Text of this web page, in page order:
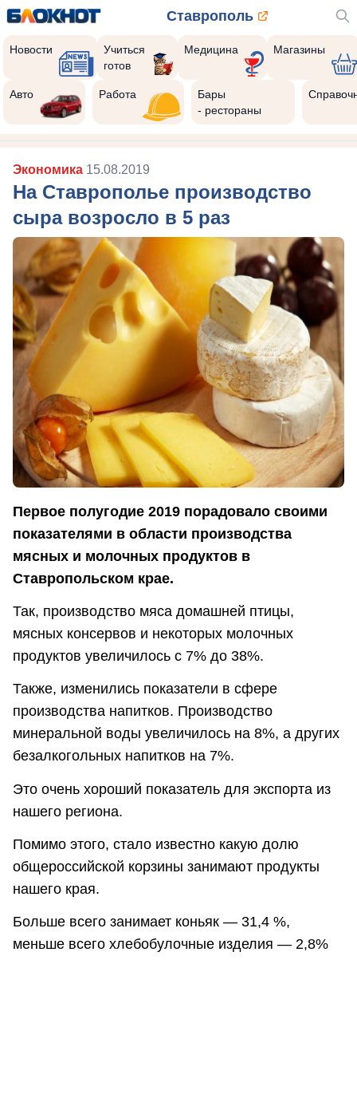
Ставрополь
Новости
Учиться
готов
Медицина Магазины
Авто Работа
Бары
- рестораны
Экономика 15.08.2019
На Ставрополье производство
сыра возросло в 5 раз
Первое полугодие 2019 порадовало своими
показателями в области производства
мясных и молочных продуктов в
Ставропольском крае.
Так, производство мяса домашней птицы,
мясных консервов и некоторых молочных
продуктов увеличилось с 7% до 38%.
Также, изменились показатели в сфере
производства напитков. Производство
минеральной воды увеличилось на 8%, а других
безалкогольных напитков на 7%.
Это очень хороший показатель для экспорта из
нашего региона.
Помимо этого, стало известно какую долю
общероссийской корзины занимают продукты
нашего края.
Больше всего занимает коньяк — 31,4 %,
меньше всего хлебобулочные изделия — 2,8%